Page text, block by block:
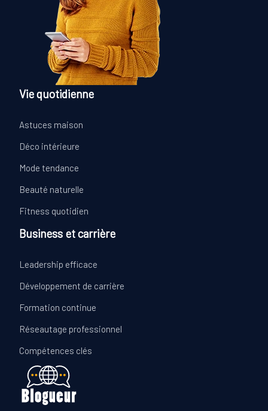
Vie quotidienne
Astuces maison
Déco intérieure
Mode tendance
Beauté naturelle
Fitness quotidien
Business et carrière
Leadership efficace
Développement de carrière
Formation continue
Réseautage professionnel
Compétences clés